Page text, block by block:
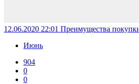
12.06.2020 22:01 Преимущества
Июнь
904
0
0